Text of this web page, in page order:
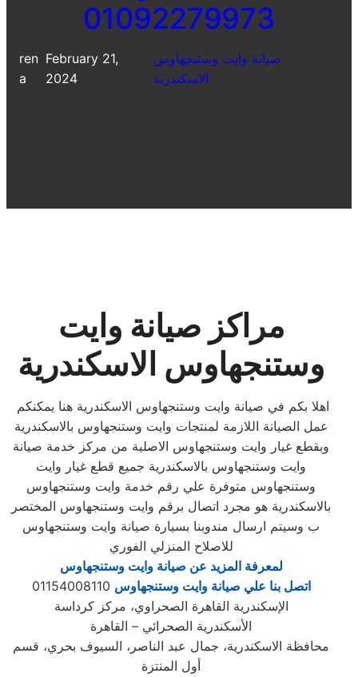
01092279973
ren
a
February 21,
2024
صيانة وايت وستنجهاوس
الاسكندرية
مراكز صيانة وايت
وستنجهاوس الاسكندرية
عمل الصيانة اللازمة لمنتجات وايت وستنجهاوس بالاسكندرية
وبقطع غيار وايت وستنجهاوس الاصلية من مركز خدمة صيانة
وايت وستنجهاوس بالاسكندرية جميع قطع غيار وايت
وستنجهاوس متوفرة علي رقم خدمة وايت وستنجهاوس
بالاسكندرية هو مجرد اتصال برقم وايت وستنجهاوس المختصر
ب وسيتم ارسال مندوبنا بسيارة صيانة وايت وستنجهاوس
للاصلاح المنزلي الفوري
لمعرفة المزيد عن صيانة وايت وستنجهاوس
اتصل بنا علي صيانة وايت وستنجهاوس
الإسكندرية القاهرة الصحراوي، مركز كرداسة
الأسكندرية الصحرائي – القاهرة
محافظة الاسكندرية، جمال عبد الناصر، السيوف بحري، قسم
أول المنتزة